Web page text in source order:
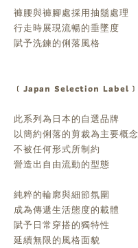
褲腰與褲腳處採用抽鬚處理
行走時展現流暢的垂墜度
賦予洗鍊的俐落風格
﹝Japan Selection Label﹞
此系列為日本的自選品牌
以簡約俐落的剪裁為主要概念
不被任何形式所制約
營造出自由流動的型態
純粹的輪廓與細節氛圍
成為傳遞生活態度的載體
賦予日常穿搭的獨特性
延續無限的風格面貌